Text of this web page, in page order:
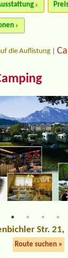
die Auflistung
Str. 21,
Route suchen »